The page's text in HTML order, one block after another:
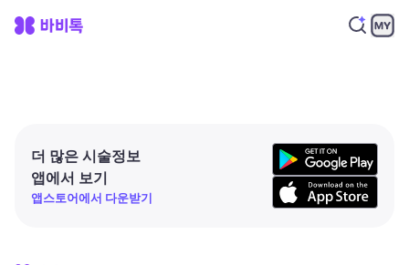
더 많은 시술정보
앱에서 보기
앱스토어에서 다운받기